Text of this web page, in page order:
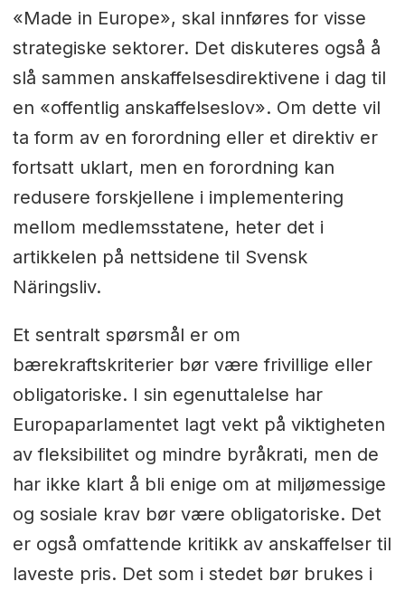
«Made in Europe», skal innføres for visse
strategiske sektorer. Det diskuteres også å
slå sammen anskaffelsesdirektivene i dag til
en «offentlig anskaffelseslov». Om dette vil
ta form av en forordning eller et direktiv er
fortsatt uklart, men en forordning kan
redusere forskjellene i implementering
mellom medlemsstatene, heter det i
artikkelen på nettsidene til Svensk
Näringsliv.
Et sentralt spørsmål er om
bærekraftskriterier bør være frivillige eller
obligatoriske. I sin egenuttalelse har
Europaparlamentet lagt vekt på viktigheten
av fleksibilitet og mindre byråkrati, men de
har ikke klart å bli enige om at miljømessige
og sosiale krav bør være obligatoriske. Det
er også omfattende kritikk av anskaffelser til
laveste pris. Det som i stedet bør brukes i